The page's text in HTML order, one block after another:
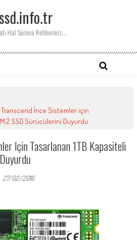
Hal Sürücü Rehberiniz…
Transcend İnce Sistemler için
SSD Sürücülerini Duyurdu
Için Tasarlanan 1TB Kapasiteli
27/02/2016